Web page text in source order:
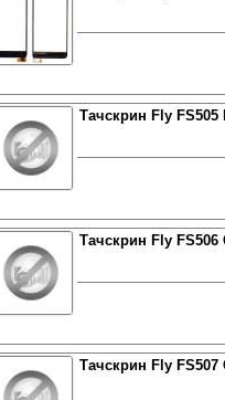
Тачскрин Fly
Тачскрин Fly
Тачскрин Fly